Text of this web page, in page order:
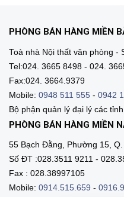
PHÒNG BÁN HÀNG MIỀN
Toà nhà Nội thất văn phòng -
Tel:024. 3665 8498 - 024.
Fax:024. 3664.9379
Mobile: 0948 511 555 - 0942
Bộ phận quản lý đại lý các
PHÒNG BÁN HÀNG MIỀN
55 Bạch Đằng, Phường 15,
Số ĐT :028.3511 9211 -
Fax : 028.38997105
Mobile: 0914.515.659 -